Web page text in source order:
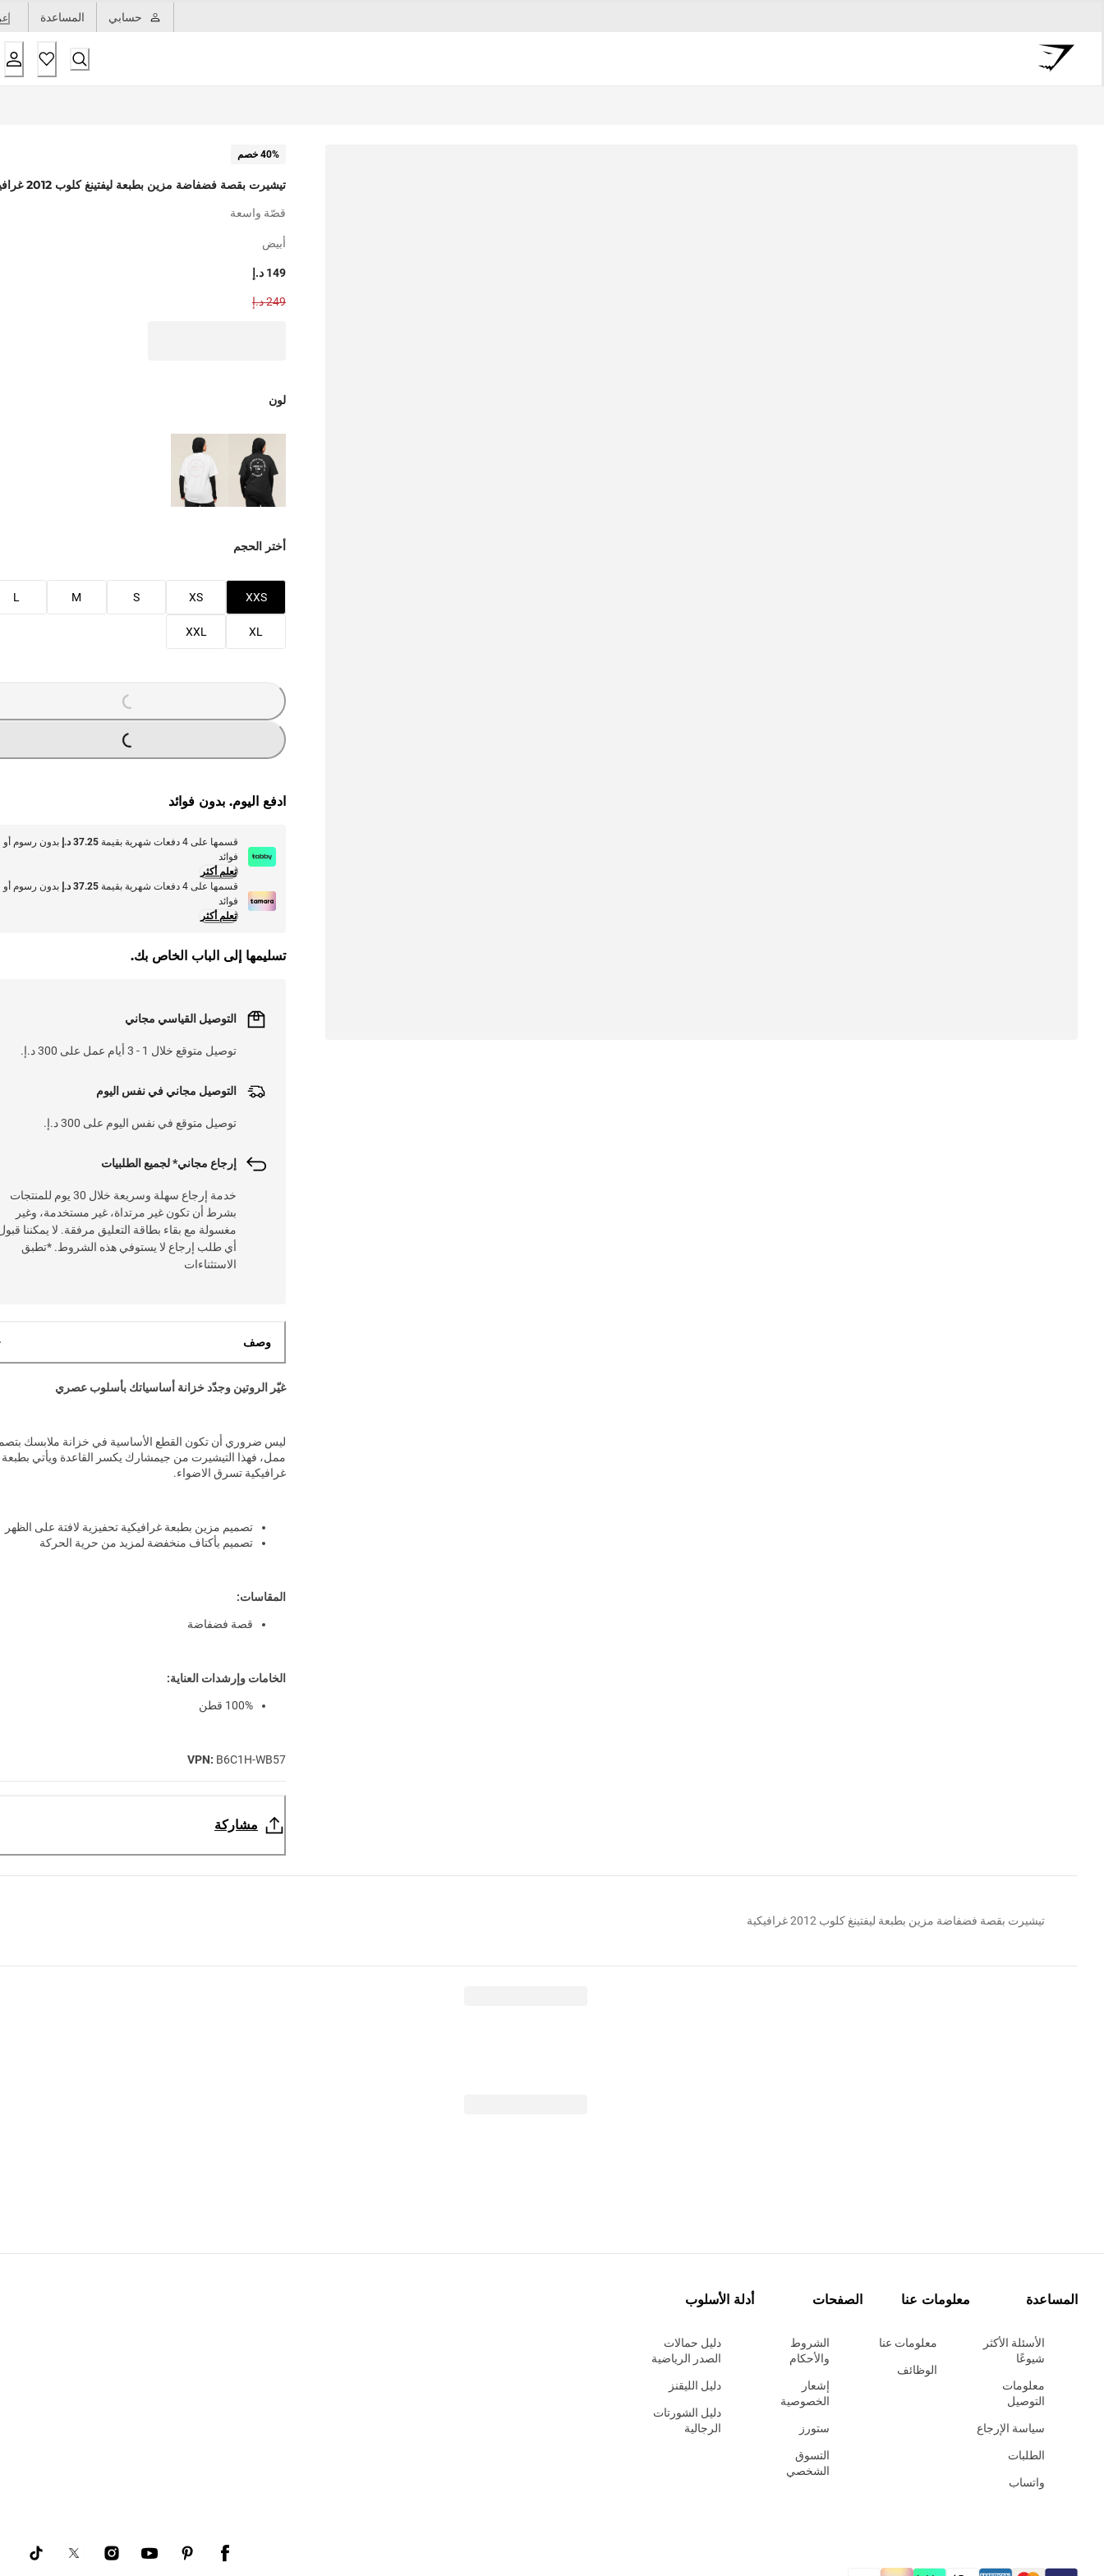
حسابي المساعدة
40% خصم
تيشيرت بقصة فضفاضة مزين بطبعة ليفتينغ كلوب 2012 غرافيكية
قصّة واسعة
أبيض
149 د.إ
249 د.إ
لون
أختر الحجم
XXS
XS
S
M
L
XL
XXL
L
O
A
D
I
N
G
.
.
.
G
.
ادفع اليوم. بدون فوائد
قسمها على 4 دفعات شهرية بقيمة 37.25 د.إ
بدون رسوم أو
فوائد
تعلم أكثر
قسمها على 4 دفعات شهرية بقيمة
37.25 د.إ
بدون رسوم أو
فوائد
تعلم أكثر
تسليمها إلى الباب الخاص بك.
التوصيل القياسي مجاني
توصيل متوقع خلال 1 - 3 أيام عمل على 300 د.إ.
التوصيل مجاني في نفس اليوم
توصيل متوقع في نفس اليوم على 300 د.إ.
إرجاع مجاني* لجميع الطلبيات
خدمة إرجاع سهلة وسريعة خلال 30 يوم للمنتجات
بشرط أن تكون غير مرتداة، غير مستخدمة، وغير
مغسولة مع بقاء بطاقة التعليق مرفقة. لا يمكننا
أي طلب إرجاع لا يستوفي هذه الشروط. *تطبق
الاستثناءات
وصف
غيّر الروتين وجدّد خزانة أساسياتك بأسلوب عصري
ليس ضروري أن تكون القطع الأساسية في خزانة ملابسك
ممل، فهذا التيشيرت من جيمشارك يكسر القاعدة ويأتي بطبعة
غرافيكية تسرق الاضواء.
تصميم مزين بطبعة غرافيكية تحفيزية لافتة على الظهر
تصميم بأكتاف منخفضة لمزيد من حرية الحركة
المقاسات:
قصة فضفاضة
الخامات وإرشدات العناية:
100% قطن
VPN: B6C1H-WB57
مشاركة
تيشيرت بقصة فضفاضة مزين بطبعة ليفتينغ كلوب 2012 غرافيكية
المساعدة
الأسئلة الأكثر
شيوعًا
معلومات
التوصيل
سياسة الإرجاع
الطلبات
واتساب
معلومات عنا
معلومات عنا
الوظائف
الصفحات
الشروط
والأحكام
إشعار
الخصوصية
ستورز
التسوق
الشخصي
أدلة الأسلوب
دليل حمالات
الصدر الرياضية
دليل الليقنز
دليل الشورتات
الرجالية